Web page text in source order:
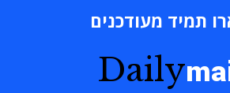
תמיד מעודכנים
Daily